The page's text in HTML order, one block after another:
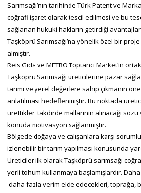
Sarımsağı’nın tarihinde Türk Patent ve
coğrafi işaret olarak tescil edilmesi ve bu
sağlanan hukuki hakların getirdiği
Taşköprü Sarımsağı’na yönelik özel bir
almıştır.
Reis Gıda ve METRO Toptancı Market’in
Taşköprü Sarımsağı üreticilerine pazar
tarımı ve yerel değerlere sahip çıkmanın
anlatılması hedeflenmiştir. Bu noktada
ürettikleri takdirde mallarının alınacağı
konuda motivasyon sağlanmıştır.
Bölgede doğaya ve çalışanlara karşı
izlenebilir bir tarım yapılması konusunda
Üreticiler ilk olarak Taşköprü sarımsağı
yerli tohum kullanmaya başlamışlardır.
daha fazla verim elde edecekleri, toprağa,